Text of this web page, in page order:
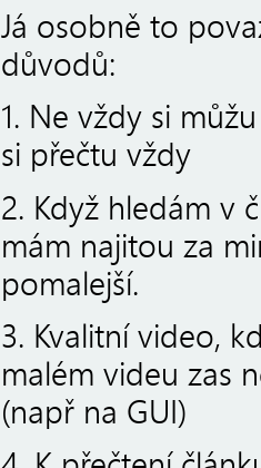
Já osobně to
důvodů:
1. Ne vždy si
si přečtu vždy
2. Když hledám v
mám najitou za
pomalejší.
3. Kvalitní video,
malém videu zas
(např na GUI)